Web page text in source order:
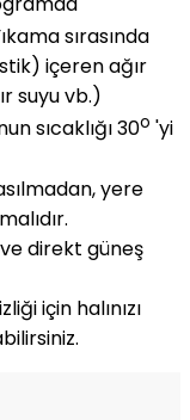
sırasında
içeren ağır
suyu vb.)
sıcaklığı 30o 'yi
yere
ve direkt güneş
için halınızı